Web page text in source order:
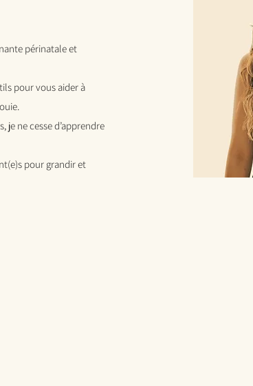
périnatale et
pour vous aider à
je ne cesse d’apprendre
pour grandir et